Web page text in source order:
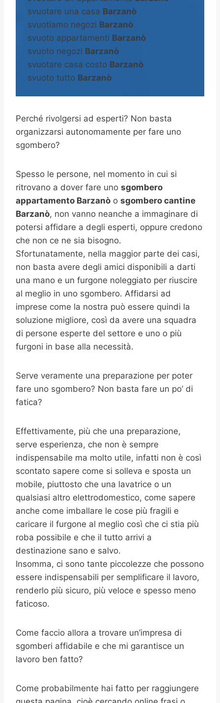
svuotare una casa Barzanò
svuotiamo negozi Barzanò
svuoto appartamenti Barzanò
svuoto negozi Barzanò
svuotare casa costo Barzanò
svuoto tutto Barzanò
Perché rivolgersi ad esperti? Non basta
organizzarsi autonomamente per fare uno
sgombero?
Spesso le persone, nel momento in cui si
ritrovano a dover fare uno sgombero
appartamento Barzanò o sgombero cantine
Barzanò, non vanno neanche a immaginare di
potersi affidare a degli esperti, oppure credono
che non ce ne sia bisogno.
Sfortunatamente, nella maggior parte dei casi,
non basta avere degli amici disponibili a darti
una mano e un furgone noleggiato per riuscire
al meglio in uno sgombero. Affidarsi ad
imprese come la nostra può essere quindi la
soluzione migliore, così da avere una squadra
di persone esperte del settore e uno o più
furgoni in base alla necessità.
Serve veramente una preparazione per poter
fare uno sgombero? Non basta fare un po’ di
fatica?
Effettivamente, più che una preparazione,
serve esperienza, che non è sempre
indispensabile ma molto utile, infatti non è così
scontato sapere come si solleva e sposta un
mobile, piuttosto che una lavatrice o un
qualsiasi altro elettrodomestico, come sapere
anche come imballare le cose più fragili e
caricare il furgone al meglio così che ci stia più
roba possibile e che il tutto arrivi a
destinazione sano e salvo.
Insomma, ci sono tante piccolezze che possono
essere indispensabili per semplificare il lavoro,
renderlo più sicuro, più veloce e spesso meno
faticoso.
Come faccio allora a trovare un’impresa di
sgomberi affidabile e che mi garantisce un
lavoro ben fatto?
Come probabilmente hai fatto per raggiungere